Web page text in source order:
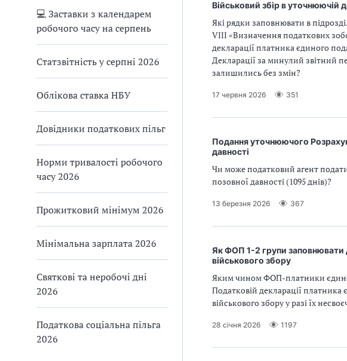
💻 Заставки з календарем
робочого часу на серпень
Статзвітність у серпні 2026
Облікова ставка НБУ
Довідники податкових пільг
Норми тривалості робочого
часу 2026
Прожитковий мінімум 2026
Мінімальна зарплата 2026
Святкові та неробочі дні
2026
Податкова соціальна пільга
2026
Військовий збір в уточнюючій
Які рядки заповнювати в
VІІI «Визначення податкових
декларації платника єдиного
Декларації за минулий звітний
залишились без змін?
17 червня 2026 351
Подання уточнюючого
давності
Чи може податковий агент
позовної давності (1095 днів)?
13 березня 2026 367
Як ФОП 1-2 групи заповнювати
військового збору
Яким чином ФОП-платники
Податковій декларації
військового збору у разі їх
28 січня 2026 1197